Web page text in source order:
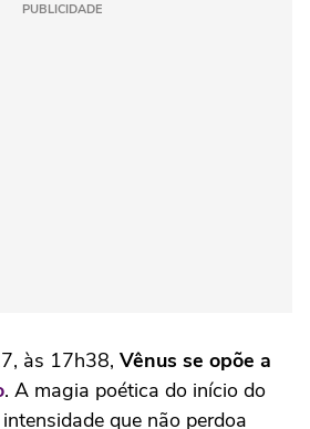
PUBLICIDADE
às 17h38, Vênus se opõe a
. A magia poética do início do
que não perdoa